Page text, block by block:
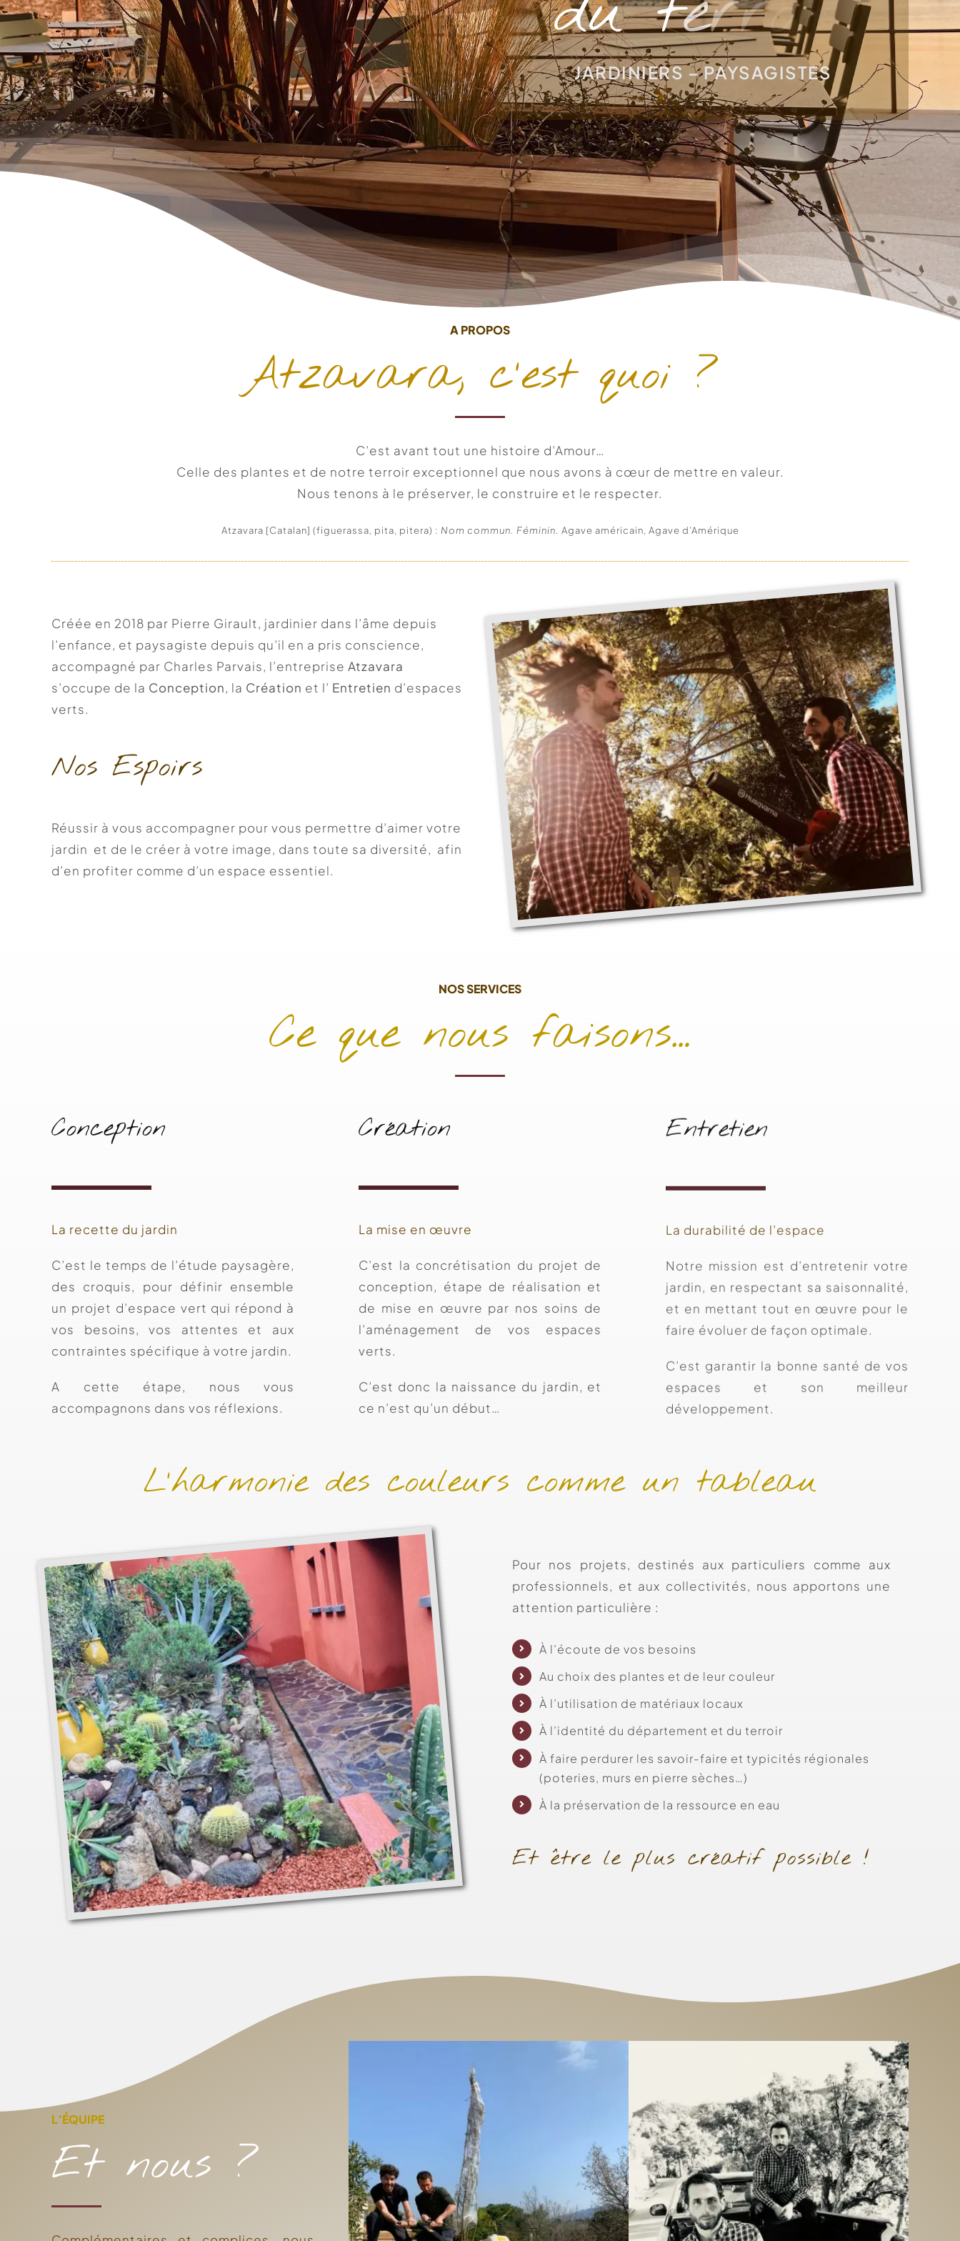
JARDINIERS – PAYSAGISTES
A PROPOS
Atzavara, c’est quoi ?
C’est avant tout une histoire d’Amour…
Celle des plantes et de notre terroir exceptionnel que nous avons à cœur de mettre en valeur.
Nous tenons à le préserver, le construire et le respecter.
Atzavara [Catalan] (figuerassa, pita, pitera) : Nom commun. Féminin. Agave américain, Agave d’Amérique
Créée en 2018 par Pierre Girault, jardinier dans l’âme depuis
l’enfance, et paysagiste depuis qu’il en a pris conscience,
accompagné par Charles Parvais, l’entreprise Atzavara
s’occupe de la Conception, la Création et l’ Entretien d’espaces
verts.
Nos Espoirs
Réussir à vous accompagner pour vous permettre d’aimer votre
jardin et de le créer à votre image, dans toute sa diversité, afin
d’en profiter comme d’un espace essentiel.
NOS SERVICES
Ce que nous faisons…
Conception
La recette du jardin
C’est le temps de l’étude paysagère,
des croquis, pour définir ensemble
un projet d’espace vert qui répond à
vos besoins, vos attentes et aux
contraintes spécifique à votre jardin.
A cette étape, nous vous
accompagnons dans vos réflexions.
Création
La mise en œuvre
C’est la concrétisation du projet de
conception, étape de réalisation et
de mise en œuvre par nos soins de
l’aménagement de vos espaces
verts.
C’est donc la naissance du jardin, et
ce n’est qu’un début…
Entretien
La durabilité de l’espace
Notre mission est d’entretenir votre
jardin, en respectant sa saisonnalité,
et en mettant tout en œuvre pour le
faire évoluer de façon optimale.
C’est garantir la bonne santé de vos
espaces et son meilleur
développement.
L’harmonie des couleurs comme un tableau
Pour nos projets, destinés aux particuliers comme aux
professionnels, et aux collectivités, nous apportons une
attention particulière :
À l’écoute de vos besoins
Au choix des plantes et de leur couleur
À l’utilisation de matériaux locaux
À l’identité du département et du terroir
À faire perdurer les savoir-faire et typicités régionales
(poteries, murs en pierre sèches…)
À la préservation de la ressource en eau
Et être le plus créatif possible !
L’ÉQUIPE
Et nous ?